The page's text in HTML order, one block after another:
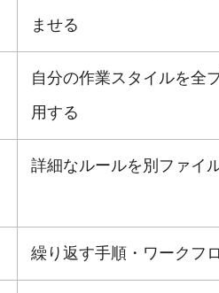
ませる
自分の作業スタイルを全
用する
詳細なルールを別ファイ
繰り返す手順・ワークフ